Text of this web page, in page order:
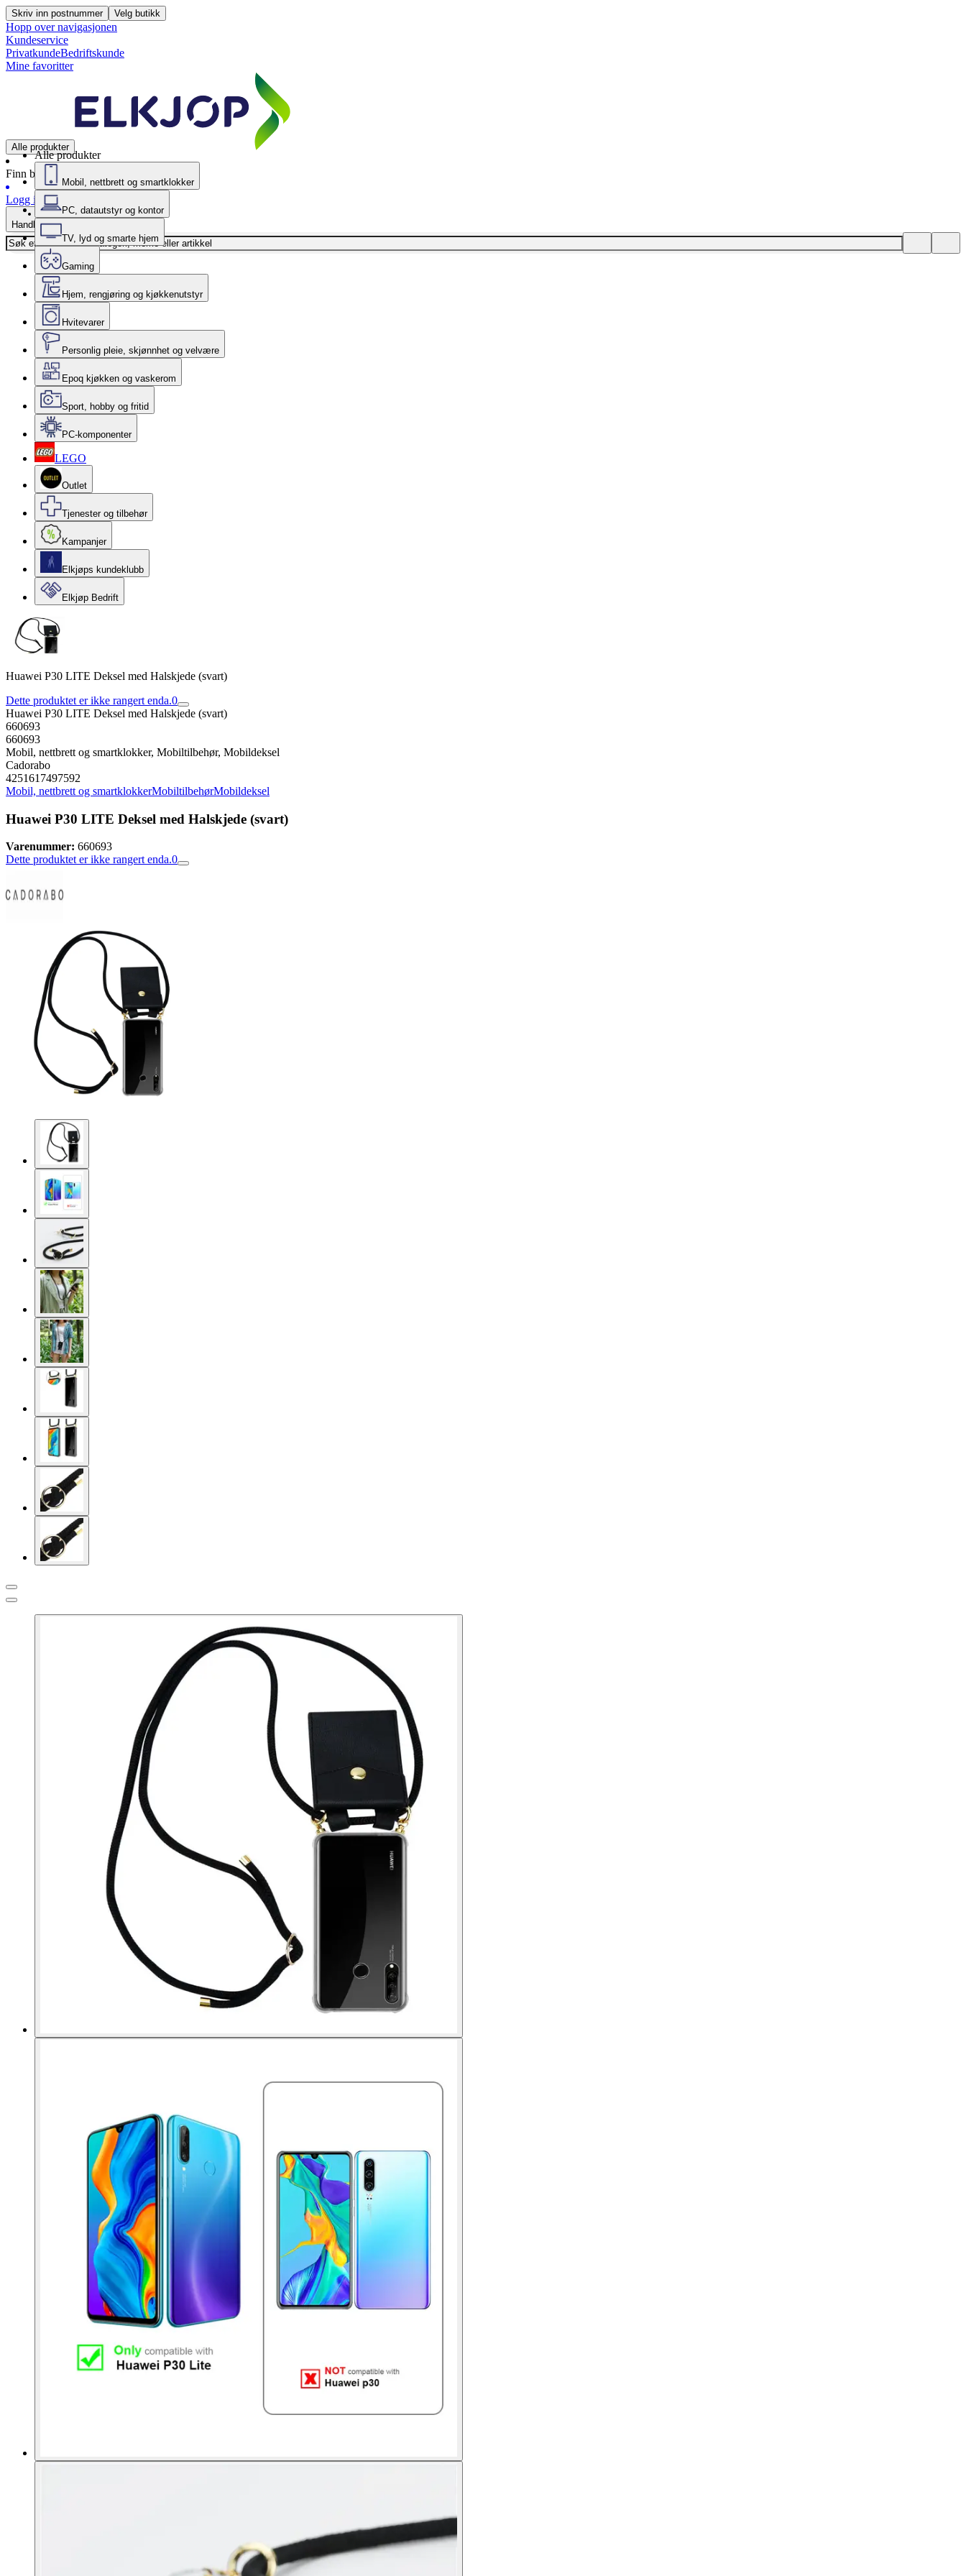
Skriv inn postnummer Velg butikk
Hopp over navigasjonen
Kundeservice
PrivatkundeBedriftskunde
Mine favoritter
Alle produkter
Finn butikk
Logg inn
Handlekurv
Alle produkter
Mobil, nettbrett og smartklokker
PC, datautstyr og kontor
TV, lyd og smarte hjem
Gaming
Hjem, rengjøring og kjøkkenutstyr
Hvitevarer
Personlig pleie, skjønnhet og velvære
Epoq kjøkken og vaskerom
Sport, hobby og fritid
PC-komponenter
LEGO
Outlet
Tjenester og tilbehør
Kampanjer
Elkjøps kundeklubb
Elkjøp Bedrift
Huawei P30 LITE Deksel med Halskjede (svart)
Dette produktet er ikke rangert enda.0
Huawei P30 LITE Deksel med Halskjede (svart)
660693
660693
Mobil, nettbrett og smartklokker, Mobiltilbehør, Mobildeksel
Cadorabo
4251617497592
Mobil, nettbrett og smartklokkerMobiltilbehørMobildeksel
Huawei P30 LITE Deksel med Halskjede (svart)
Varenummer: 660693
Dette produktet er ikke rangert enda.0